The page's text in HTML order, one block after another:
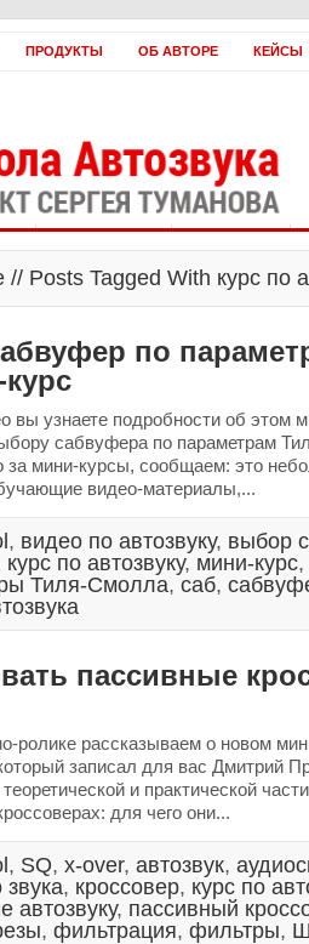
ПРОДУКТЫ ОБ АВТОРЕ КЕЙСЫ
Как оплатить? Заработать!
Posts Tagged With курс по
по
вы узнаете подробности об этом
сабвуфера по параметрам
за мини-курсы, сообщаем: это
видео-материалы,...
, видео по автозвуку, выбор
курс по автозвуку, мини-курс,
Тиля-Смолла, саб,
пассивные
ролике рассказываем о новом
записал для вас Дмитрий
и практической
для чего они...
, SQ, x-over, автозвук,
звука, кроссовер, курс по
автозвуку, пассивный
, фильтрация, фильтры,